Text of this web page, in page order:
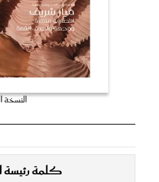
النسخة
كلمة رئيسة